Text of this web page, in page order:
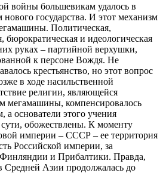
войны большевикам удалось в
нового государства. И этот механизм
Политическая,
бюрократическая и идеологическая
руках – партийной верхушки,
к персоне Вождя. Не
крестьянство, но этот вопрос
в ходе насильственной
религии, являющейся
мегамашины, компенсировалось
а основатели этого учения
обожествлены. К моменту
империи – СССР – ее территория
Российской империи, за
и Прибалтики. Правда,
Средней Азии продолжалась до